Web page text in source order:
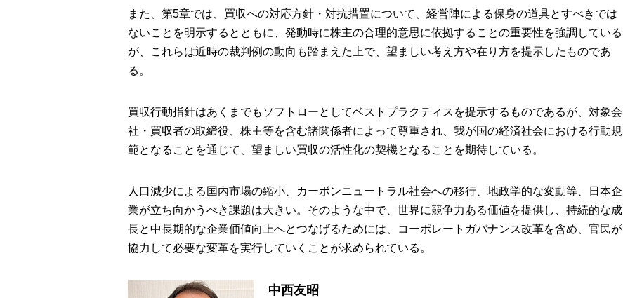
また、第5章では、買収への対応方針・対抗措置について、経営陣による保身の道具とすべきでは
ないことを明示するとともに、発動時に株主の合理的意思に依拠することの重要性を強調している
が、これらは近時の裁判例の動向も踏まえた上で、望ましい考え方や在り方を提示したものであ
る。
買収行動指針はあくまでもソフトローとしてベストプラクティスを提示するものであるが、対象会
社・買収者の取締役、株主等を含む諸関係者によって尊重され、我が国の経済社会における行動規
範となることを通じて、望ましい買収の活性化の契機となることを期待している。
人口減少による国内市場の縮小、カーボンニュートラル社会への移行、地政学的な変動等、日本企
業が立ち向かうべき課題は大きい。そのような中で、世界に競争力ある価値を提供し、持続的な成
長と中長期的な企業価値向上へとつなげるためには、コーポレートガバナンス改革を含め、官民が
協力して必要な変革を実行していくことが求められている。
中西友昭